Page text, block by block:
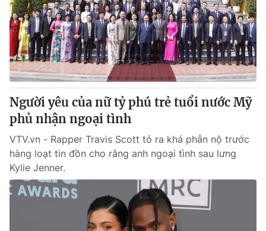
Người yêu của nữ tỷ phú trẻ tuổi nước Mỹ
phủ nhận ngoại tình
VTV.vn - Rapper Travis Scott tỏ ra khá phẫn nộ trước
hàng loạt tin đồn cho rằng anh ngoại tình sau lưng
Kylie Jenner.